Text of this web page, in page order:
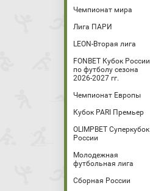
Чемпионат мира
Лига ПАРИ
LEON-Вторая лига
FONBET Кубок России
по футболу сезона
2026-2027 гг.
Чемпионат Европы
Кубок PARI Премьер
OLIMPBET Суперкубок
России
Молодежная
футбольная лига
Сборная России